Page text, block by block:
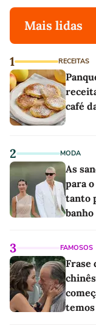
Mais lidas
1 RECEITAS
café
2 MODA
As
para
tanto
3 FAMOSOS
Frase